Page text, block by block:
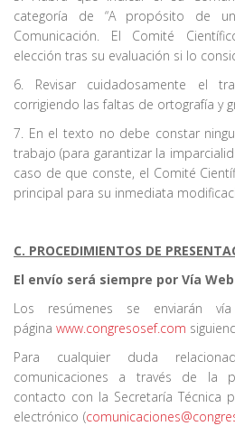
categoría de “A propósito de
Comunicación. El Comité
elección tras su evaluación si lo
6. Revisar cuidadosamente el
corrigiendo las faltas de ortografía y
7. En el texto no debe constar
trabajo (para garantizar la
caso de que conste, el Comité
principal para su inmediata
C. PROCEDIMIENTOS DE
El envío será siempre por Vía
Los resúmenes se enviarán
página www.congresosef.com
Para cualquier duda
comunicaciones a través de la
contacto con la Secretaría Técnica
electrónico (